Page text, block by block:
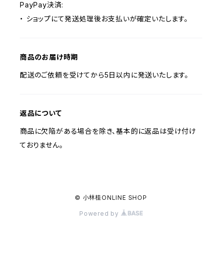
PayPay決済:
・ ショップにて発送処理後お支払いが確定いたします。
商品のお届け時期
配送のご依頼を受けてから5日以内に発送いたします。
返品について
商品に欠陥がある場合を除き、基本的に返品は受け付け
ておりません。
© 小林桂ONLINE SHOP
Powered by